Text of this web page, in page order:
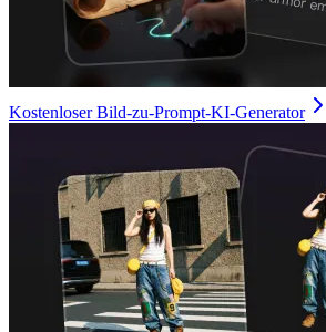
Kostenloser Bild-zu-Prompt-KI-Generator